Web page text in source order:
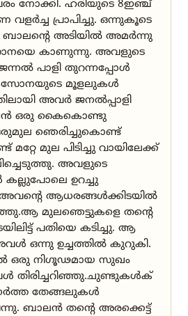
നോക്കി. ഹരിയുടെ 8ഇഞ്ച്
പ്രാപിച്ചു. ഒന്നുകൂടെ
ബാലന്റെ അടിയിൽ അമർന്നു
കാണുന്നു. അവളുടെ
പാളി തുറന്നപ്പോൾ
സോനയുടെ മൂളലുകൾ
അവർ ജനൽപ്പാളി
ഒരു കൈകൊണ്ടു
ഞെരിച്ചുകൊണ്ട്
മുല പിടിച്ചു വായിലേക്ക്
അവളുടെ
ഉറച്ചു
ആധരങ്ങൾക്കിടയിൽ
മുലഞെട്ടുകളെ തന്റെ
പതിയെ കടിച്ചു. ആ
ഒന്നു ഉച്ചത്തിൽ കുറുകി.
ഒരു നിഗൂഢമായ സുഖം
തിരിച്ചറിഞ്ഞു.ചുണ്ടുകൾക്
തേങ്ങലുകൾ
ബാലൻ തന്റെ അരക്കെട്ട്